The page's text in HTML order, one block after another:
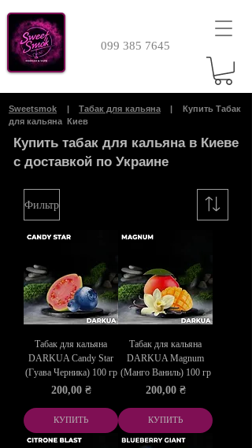
099 385 7645
Sweetsmok |Табак для кальяна| Купить Табак
для кальяна Киев
Купить табак для кальяна в Киеве
с доставкой по Украине
Фильтр
Табак для кальяна
DARKUA Candy Star
(Гуава Черника) 100 гр
Цена
200,00 ₴
КУПИТЬ
Табак для кальяна
DARKUA Magnum
(Манго Ваниль) 100 гр
Цена
200,00 ₴
КУПИТЬ